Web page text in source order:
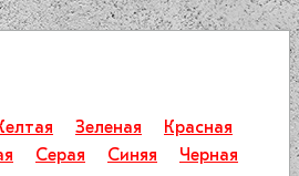
Зеленая
Красная
Серая Синяя
Черная